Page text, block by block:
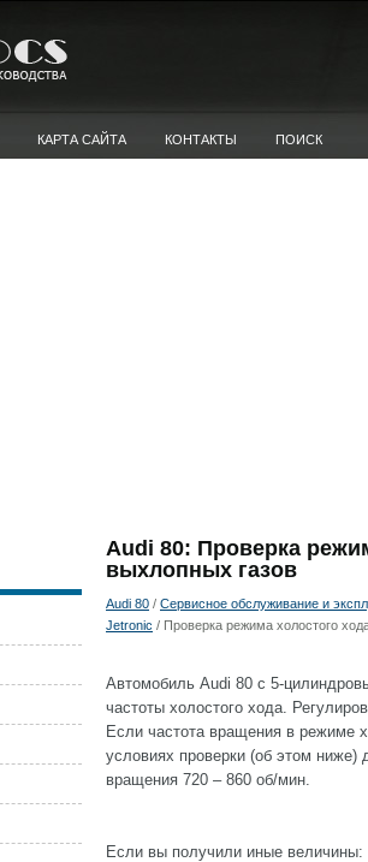
КАРТА САЙТА КОНТАКТЫ ПОИСК
Audi 80: Проверка
выхлопных газов
Audi 80 / Сервисное обслуживание и
Jetronic / Проверка режима холостого
Автомобиль Audi 80 с 5-
частоты холостого хода.
Если частота вращения в режиме
условиях проверки (об этом
вращения 720 – 860 об/мин.
Если вы получили иные величины: